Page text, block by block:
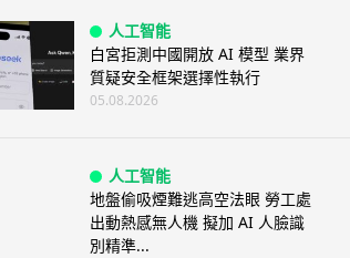
人工智能
白宮拒測中國開放 AI 模型 業界
質疑安全框架選擇性執行
05.08.2026
人工智能
地盤偷吸煙難逃高空法眼 勞工處
出動熱感無人機 擬加 AI 人臉識
別精準...